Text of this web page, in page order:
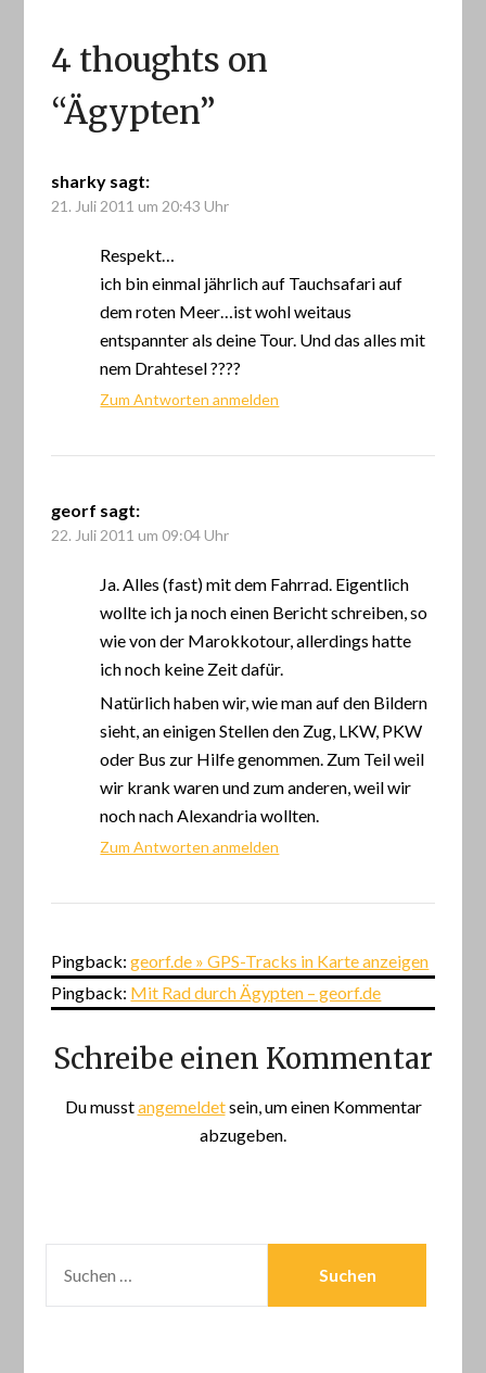
4 thoughts on
“Ägypten”
sharky sagt:
21. Juli 2011 um 20:43 Uhr
Respekt…
ich bin einmal jährlich auf Tauchsafari auf
dem roten Meer…ist wohl weitaus
entspannter als deine Tour. Und das alles mit
nem Drahtesel ????
Zum Antworten anmelden
georf sagt:
22. Juli 2011 um 09:04 Uhr
Ja. Alles (fast) mit dem Fahrrad. Eigentlich
wollte ich ja noch einen Bericht schreiben, so
wie von der Marokkotour, allerdings hatte
ich noch keine Zeit dafür.
Natürlich haben wir, wie man auf den Bildern
sieht, an einigen Stellen den Zug, LKW, PKW
oder Bus zur Hilfe genommen. Zum Teil weil
wir krank waren und zum anderen, weil wir
noch nach Alexandria wollten.
Zum Antworten anmelden
Pingback:georf.de » GPS-Tracks in Karte anzeigen
Pingback: Mit Rad durch Ägypten – georf.de
Schreibe einen Kommentar
Du musstangemeldetsein, um einen Kommentar
abzugeben.
NACH: